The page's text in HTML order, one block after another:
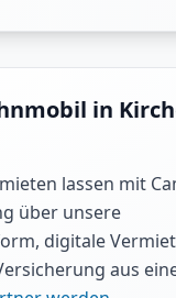
in
lassen mit
über unsere
digitale
aus